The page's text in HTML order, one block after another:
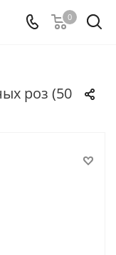
0
роз (50